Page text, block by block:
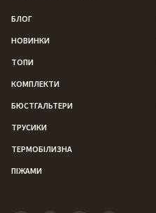
БЛОГ
НОВИНКИ
ТОПИ
КОМПЛЕКТИ
БЮСТГАЛЬТЕРИ
ТРУСИКИ
ТЕРМОБІЛИЗНА
ПІЖАМИ